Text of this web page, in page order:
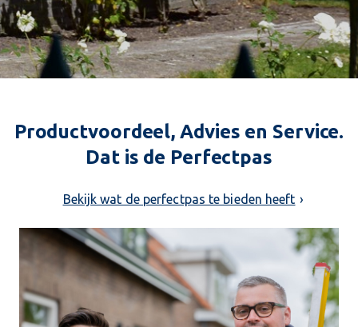
Productvoordeel, Advies en Service.
Dat is de Perfectpas
Bekijk wat de perfectpas te bieden heeft